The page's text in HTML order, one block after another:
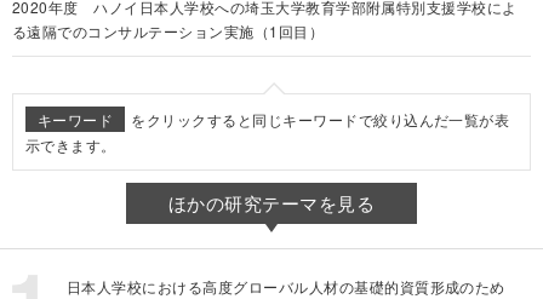
2020年度 ハノイ日本人学校への埼玉大学教育学部附属特別支援学校によ
る遠隔でのコンサルテーション実施（1回目）
キーワード
をクリックすると同じキーワードで絞り込んだ一覧が表
示できます。
ほかの研究テーマを見る
日本人学校における高度グローバル人材の基礎的資質形成のため